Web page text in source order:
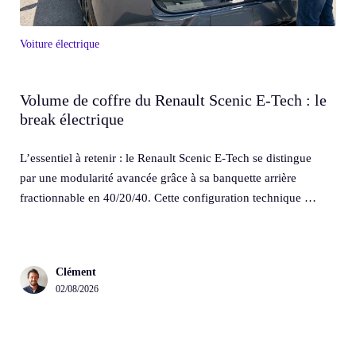
Voiture électrique
Volume de coffre du Renault Scenic E-Tech : le
break électrique
L’essentiel à retenir : le Renault Scenic E-Tech se distingue
par une modularité avancée grâce à sa banquette arrière
fractionnable en 40/20/40. Cette configuration technique …
Clément
02/08/2026